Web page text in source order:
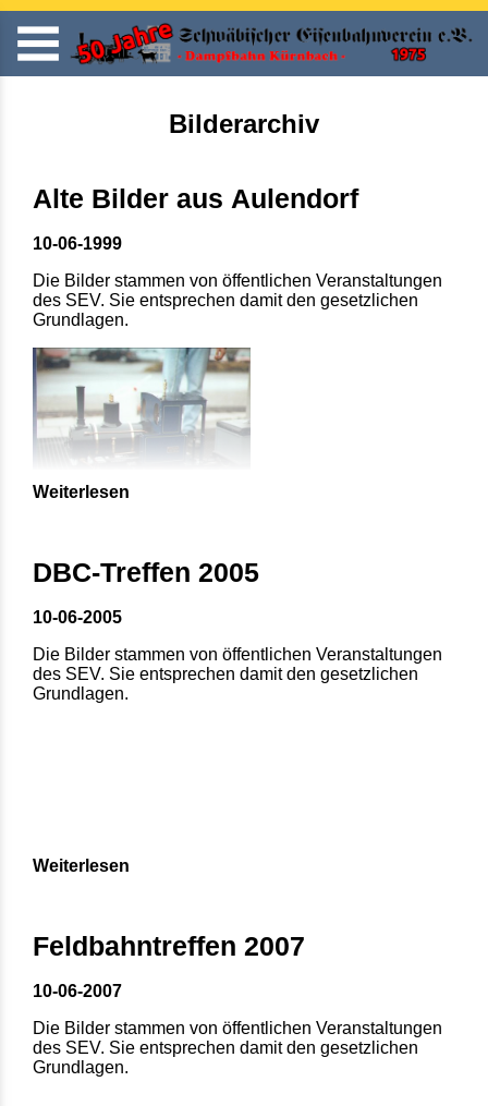
Bilderarchiv
Alte Bilder aus Aulendorf
10-06-1999
Die Bilder stammen von öffentlichen Veranstaltungen
des SEV. Sie entsprechen damit den gesetzlichen
Grundlagen.
Weiterlesen
DBC-Treffen 2005
10-06-2005
Die Bilder stammen von öffentlichen Veranstaltungen
des SEV. Sie entsprechen damit den gesetzlichen
Grundlagen.
Weiterlesen
Feldbahntreffen 2007
10-06-2007
Die Bilder stammen von öffentlichen Veranstaltungen
des SEV. Sie entsprechen damit den gesetzlichen
Grundlagen.